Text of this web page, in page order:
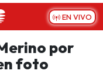
EN VIVO
por
foto